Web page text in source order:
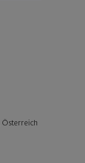
Österreich